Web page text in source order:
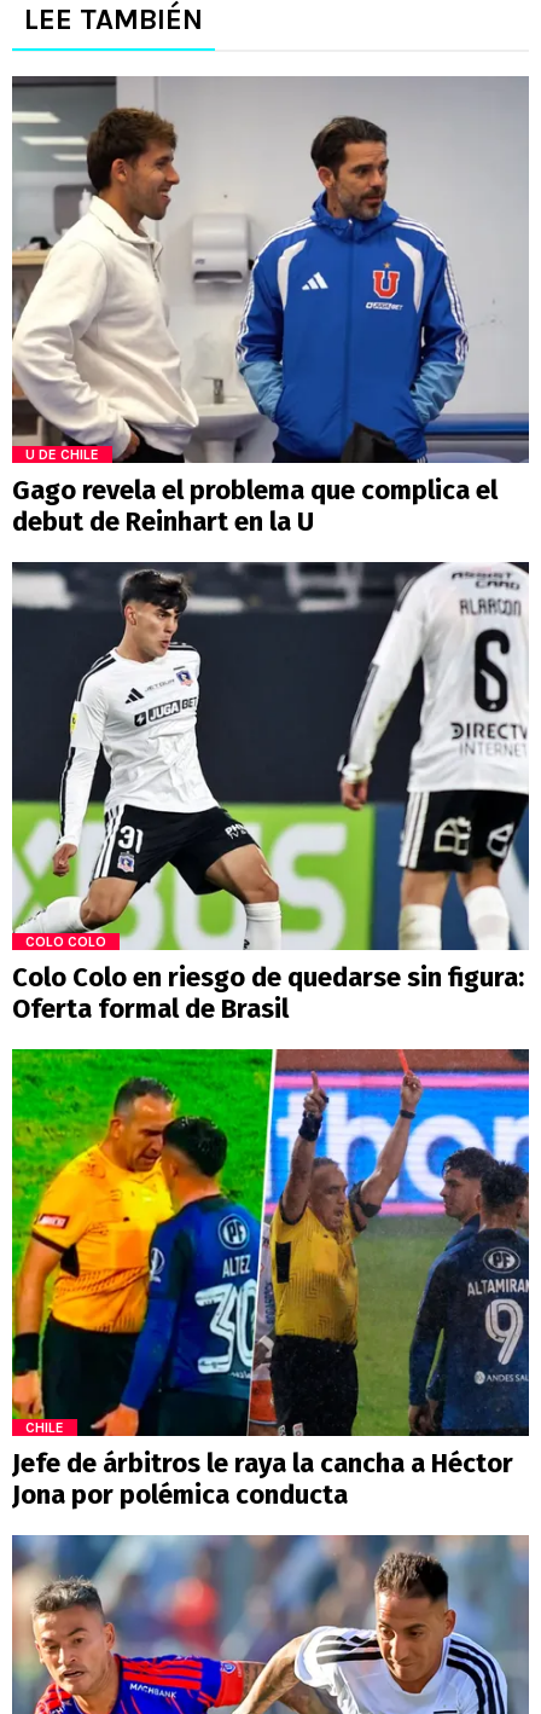
LEE TAMBIÉN
U DE CHILE
Gago revela el problema que complica el
debut de Reinhart en la U
COLO COLO
Colo Colo en riesgo de quedarse sin figura:
Oferta formal de Brasil
CHILE
Jefe de árbitros le raya la cancha a Héctor
Jona por polémica conducta